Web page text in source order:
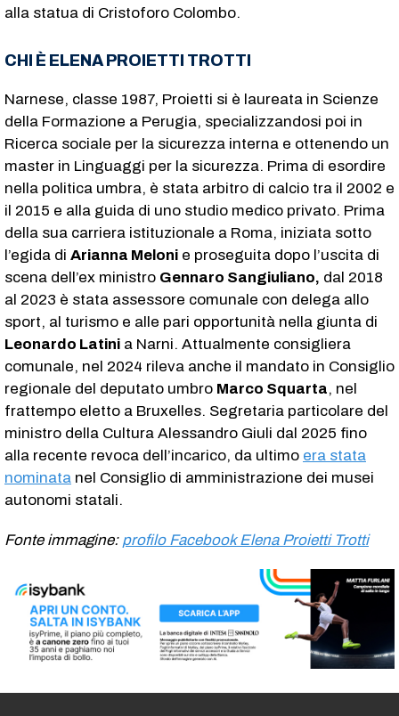
alla statua di Cristoforo Colombo.
CHI È ELENA PROIETTI TROTTI
Narnese, classe 1987, Proietti si è laureata in Scienze
della Formazione a Perugia, specializzandosi poi in
Ricerca sociale per la sicurezza interna e ottenendo un
master in Linguaggi per la sicurezza. Prima di esordire
nella politica umbra, è stata arbitro di calcio tra il 2002 e
il 2015 e alla guida di uno studio medico privato. Prima
della sua carriera istituzionale a Roma, iniziata sotto
l’egida di Arianna Meloni e proseguita dopo l’uscita di
scena dell’ex ministro Gennaro Sangiuliano, dal 2018
al 2023 è stata assessore comunale con delega allo
sport, al turismo e alle pari opportunità nella giunta di
Leonardo Latini a Narni. Attualmente consigliera
comunale, nel 2024 rileva anche il mandato in Consiglio
regionale del deputato umbro Marco Squarta, nel
frattempo eletto a Bruxelles. Segretaria particolare del
ministro della Cultura Alessandro Giuli dal 2025 fino
alla recente revoca dell’incarico, da ultimo era stata
nominata nel Consiglio di amministrazione dei musei
autonomi statali.
Fonte immagine: profilo Facebook Elena Proietti Trotti